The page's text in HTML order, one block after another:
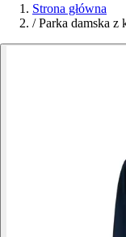
Strona główna
/ Parka damska z